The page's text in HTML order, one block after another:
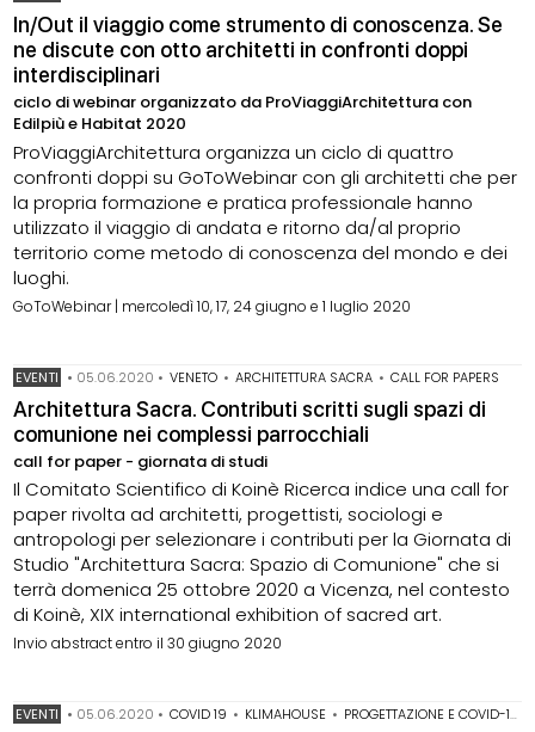
In/Out il viaggio come strumento di conoscenza. Se
ne discute con otto architetti in confronti doppi
interdisciplinari
ciclo di webinar organizzato da ProViaggiArchitettura con
Edilpiù e Habitat 2020
ProViaggiArchitettura organizza un ciclo di quattro
confronti doppi su GoToWebinar con gli architetti che per
la propria formazione e pratica professionale hanno
utilizzato il viaggio di andata e ritorno da/al proprio
territorio come metodo di conoscenza del mondo e dei
luoghi.
GoToWebinar | mercoledì 10, 17, 24 giugno e 1 luglio 2020
EVENTI • 05.06.2020 • VENETO • ARCHITETTURA SACRA • CALL FOR PAPERS
Architettura Sacra. Contributi scritti sugli spazi di
comunione nei complessi parrocchiali
call for paper - giornata di studi
Il Comitato Scientifico di Koinè Ricerca indice una call for
paper rivolta ad architetti, progettisti, sociologi e
antropologi per selezionare i contributi per la Giornata di
Studio "Architettura Sacra: Spazio di Comunione" che si
terrà domenica 25 ottobre 2020 a Vicenza, nel contesto
di Koinè, XIX international exhibition of sacred art.
Invio abstract entro il 30 giugno 2020
EVENTI • 05.06.2020 • COVID 19 • KLIMAHOUSE • PROGETTAZIONE E COVID-19